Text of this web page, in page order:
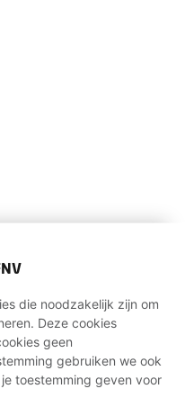
die noodzakelijk zijn om
Deze cookies
geen
gebruiken we ook
toestemming geven voor